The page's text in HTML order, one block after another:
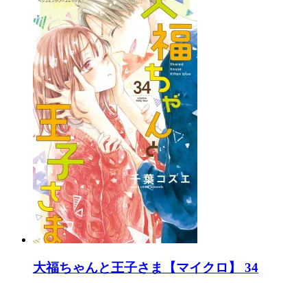
大福ちゃんと王子さま【マイクロ】 34